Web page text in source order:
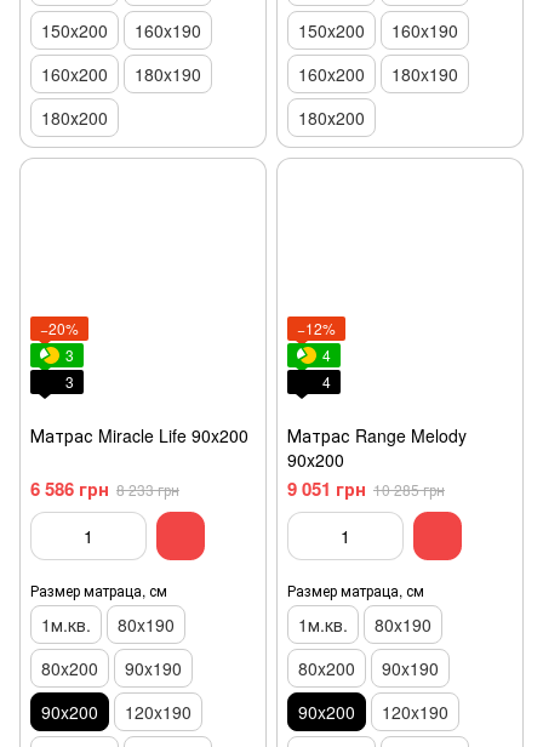
150x200
160x190
160x200
180x190
180х200
150x200
160x190
160x200
180x190
180х200
−20%
3
3
Матрас Miracle Life 90x200
6 586 грн 8 233 грн
Размер матраца, см
1м.кв.
80x190
80x200
90x190
90x200
120x190
−12%
4
4
Матрас Range Melody
90x200
9 051 грн 10 285 грн
Размер матраца, см
1м.кв.
80x190
80x200
90x190
90x200
120x190